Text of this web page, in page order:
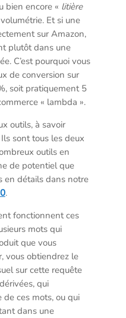
bien encore « litière
Et si une
sur Amazon,
plutôt dans une
C’est pourquoi vous
de conversion sur
soit pratiquement 5
« lambda ».
outils, à savoir
sont tous les deux
outils en
de potentiel que
en détails dans notre
.
fonctionnent ces
mots qui
que vous
vous obtiendrez le
sur cette requête
qui
ces mots, ou qui
dans une